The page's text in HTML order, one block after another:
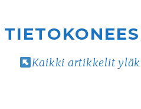
Kaikki artikkelit